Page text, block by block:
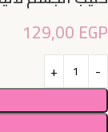
129,00 EGP